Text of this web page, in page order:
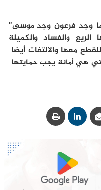
وجد فرعون وجد موسى”
والفساد والكميلة
معها والالتفات أيضا
هي أمانة يجب حمايتها